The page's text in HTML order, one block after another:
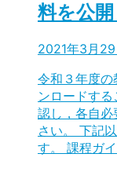
料を公
2021年3月29
令和３年度の
ンロードす
認し，各自
さい。 下記
す。 課程ガ